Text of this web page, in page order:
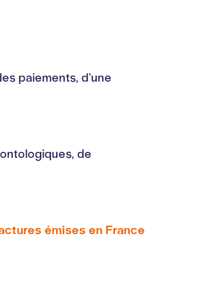
paiements, d’une
de
émises en France